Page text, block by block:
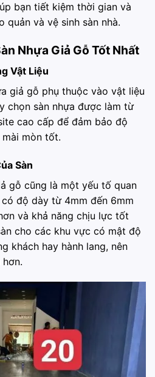
bạn tiết kiệm thời gian và
và vệ sinh sàn nhà.
Nhựa Giả Gỗ Tốt Nhất
Vật Liệu
giả gỗ phụ thuộc vào vật liệu
chọn sàn nhựa được làm từ
cao cấp để đảm bảo độ
mòn tốt.
Sàn
gỗ cũng là một yếu tố quan
độ dày từ 4mm đến 6mm
và khả năng chịu lực tốt
cho các khu vực có mật độ
khách hay hành lang, nên